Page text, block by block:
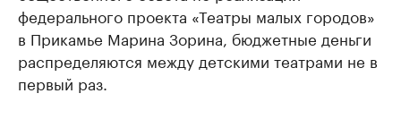
федерального проекта «Театры малых городов»
в Прикамье Марина Зорина, бюджетные деньги
распределяются между детскими театрами не в
первый раз.